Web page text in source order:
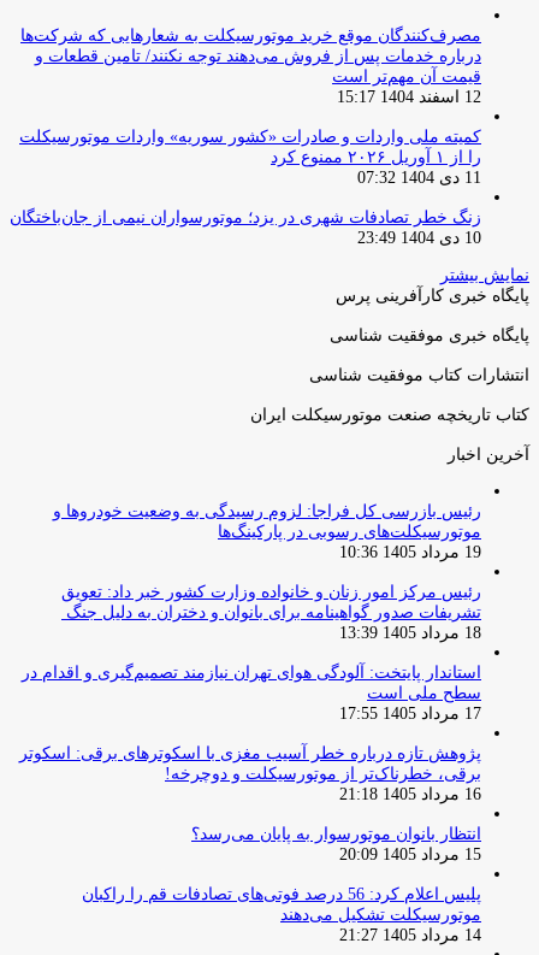
مصرف‌کنندگان موقع خرید موتورسیکلت به شعارهایی که شرکت‌ها
درباره خدمات پس از فروش می‌دهند توجه نکنند/ تامین قطعات و
قیمت آن مهم‌تر است
12 اسفند 1404 15:17
کمیته ملی واردات و صادرات «کشور سوریه» واردات موتورسیکلت
را از ۱ آوریل ۲۰۲۶ ممنوع کرد
11 دی 1404 07:32
زنگ خطر تصادفات شهری در یزد؛ موتورسواران نیمی از جان‌باختگان
10 دی 1404 23:49
نمایش بیشتر
پایگاه خبری کارآفرینی پرس
پایگاه خبری موفقیت شناسی
انتشارات کتاب موفقیت شناسی
کتاب تاریخچه صنعت موتورسیکلت ایران
آخرین اخبار
رئیس بازرسی کل فراجا: لزوم رسیدگی به وضعیت خودروها و
موتورسیکلت‌های رسوبی در پارکینگ‌ها
19 مرداد 1405 10:36
رئیس مرکز امور زنان و خانواده وزارت کشور خبر داد: تعویق
تشریفات صدور گواهینامه برای بانوان و دختران به دلیل جنگ
18 مرداد 1405 13:39
استاندار پایتخت: آلودگی هوای تهران نیازمند تصمیم‌گیری و اقدام در
سطح ملی است
17 مرداد 1405 17:55
پژوهش تازه درباره خطر آسیب مغزی با اسکوترهای برقی: اسکوتر
برقی، خطرناک‌تر از موتورسیکلت و دوچرخه!
16 مرداد 1405 21:18
انتظار بانوان موتورسوار به پایان می‌رسد؟
15 مرداد 1405 20:09
پلیس اعلام کرد: 56 درصد فوتی‌های تصادفات قم را راکبان
موتورسیکلت تشکیل می‌دهند
14 مرداد 1405 21:27